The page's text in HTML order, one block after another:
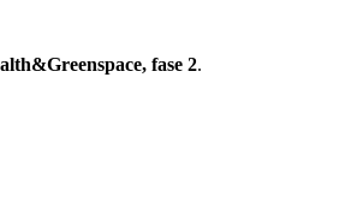
fase 2.